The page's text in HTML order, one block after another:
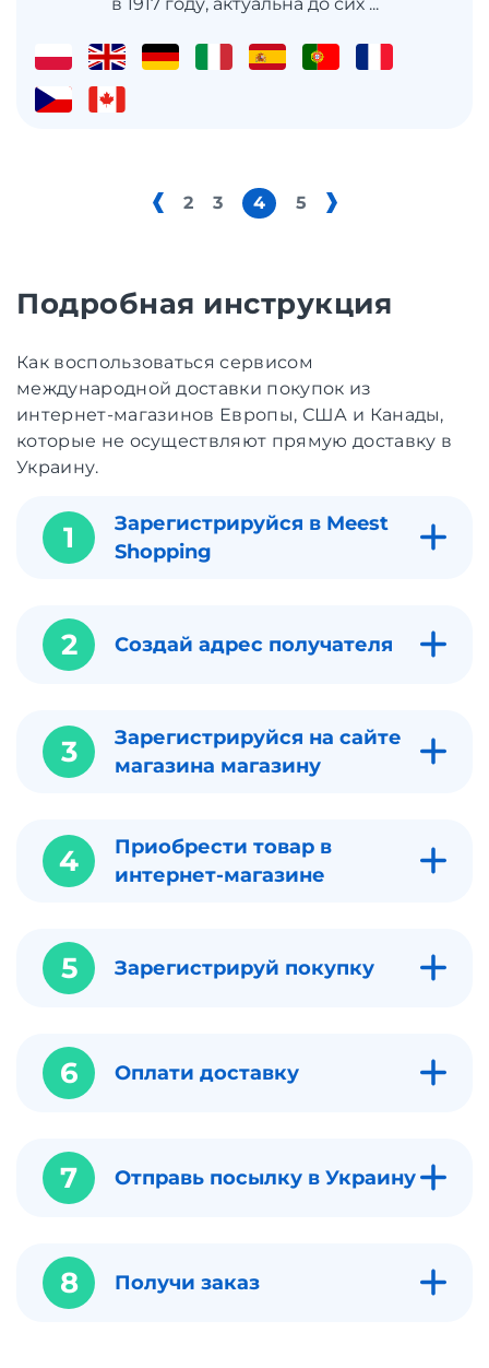
2 3 4 5
Подробная инструкция
Как воспользоваться сервисом
международной доставки покупок из
интернет-магазинов Европы, США и Канады,
которые не осуществляют прямую доставку в
Украину.
1
Зарегистрируйся в Meest
Shopping
2 Создай адрес получателя
3
Зарегистрируйся на сайте
магазина магазину
4
Приобрести товар в
интернет-магазине
5 Зарегистрируй покупку
6 Оплати доставку
7 Отправь посылку в Украину
8 Получи заказ